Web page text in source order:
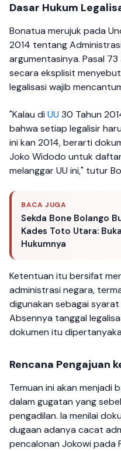
Dasar Hukum
Bonatua merujuk pada
2014 tentang
argumentasinya. Pasal
secara eksplisit
legalisasi wajib
"Kalau di UU30 Tahun
bahwa setiap legalisir
ini kan 2014, berarti
Joko Widodo untuk
melanggar UU ini," tutur
BACA JUGA
Sekda Bone Bolango
Kades Toto Utara:
Hukumnya
Ketentuan itu bersifat
administrasi negara,
digunakan sebagai
Absennya tanggal
dokumen itu
Rencana Pengajuan
Temuan ini akan menjadi
dalam gugatan yang
pengadilan. Ia menilai
dugaan adanya cacat
pencalonan Jokowi pada